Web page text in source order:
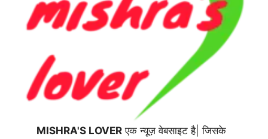
MISHRA'S LOVER एक न्यूज़ वेबसाइट है| जिसके